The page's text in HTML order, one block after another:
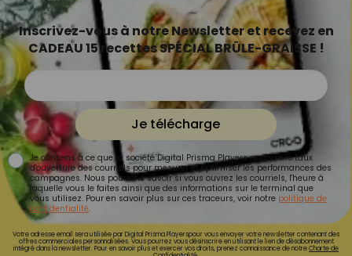
Inscrivez-vous à notre Newsletter et recevez en
CADEAU 15 recettes SPÉCIAL BRÛLE-GRAISSE !
Je télécharge
Je consens à ce que la société Digital Prisma Players analyse le taux
d'ouverture des courriels pour mesurer et optimiser les performances des
campagnes. Nous pourrons savoir si vous ouvrez les courriels, l'heure à
laquelle vous le faites ainsi que des informations sur le terminal que
vous utilisez. Pour en savoir plus sur ces traceurs, voir notre politique de
confidentialité.
Votre adresse email sera utilisée par Digital Prisma Playerspour vous envoyer votre newsletter contenant des
offres commerciales personnalisées. Vous pourrez vous désinscrire en utilisant le lien de désabonnement
intégré dans la newsletter. Pour en savoir plus et exercer vos droits, prenez connaissance de notreCharte de